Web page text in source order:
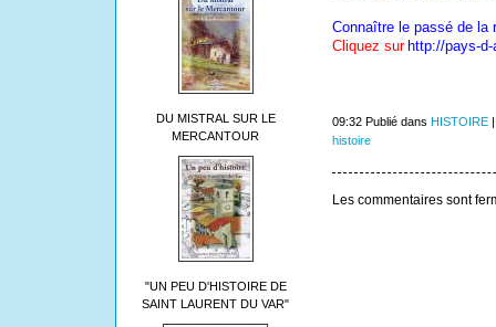
DU MISTRAL SUR LE
MERCANTOUR
"UN PEU D'HISTOIRE DE
SAINT LAURENT DU VAR"
Connaître le passé de la
Cliquez sur http://pays-
09:32 Publié dans HISTOIRE
histoire
Les commentaires sont